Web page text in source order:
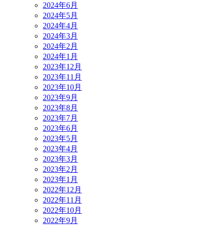
2024年6月
2024年5月
2024年4月
2024年3月
2024年2月
2024年1月
2023年12月
2023年11月
2023年10月
2023年9月
2023年8月
2023年7月
2023年6月
2023年5月
2023年4月
2023年3月
2023年2月
2023年1月
2022年12月
2022年11月
2022年10月
2022年9月